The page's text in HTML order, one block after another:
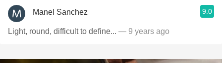
Manel Sanchez 9.0
Light, round, difficult to define... — 9 years ago